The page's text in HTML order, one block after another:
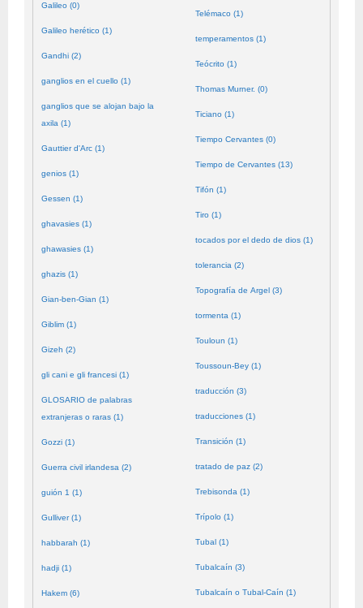
Galileo (0)
Galileo herético (1)
Gandhi (2)
ganglios en el cuello (1)
ganglios que se alojan bajo la
axila (1)
Gauttier d'Arc (1)
genios (1)
Gessen (1)
ghavasies (1)
ghawasies (1)
ghazis (1)
Gian-ben-Gian (1)
Giblim (1)
Gizeh (2)
gli cani e gli francesi (1)
GLOSARIO de palabras
extranjeras o raras (1)
Gozzi (1)
Guerra civil irlandesa (2)
guión 1 (1)
Gulliver (1)
habbarah (1)
hadji (1)
Hakem (6)
Telémaco (1)
temperamentos (1)
Teócrito (1)
Thomas Murner. (0)
Ticiano (1)
Tiempo Cervantes (0)
Tiempo de Cervantes (13)
Tifón (1)
Tiro (1)
tocados por el dedo de dios (1)
tolerancia (2)
Topografía de Argel (3)
tormenta (1)
Touloun (1)
Toussoun-Bey (1)
traducción (3)
traducciones (1)
Transición (1)
tratado de paz (2)
Trebisonda (1)
Trípolo (1)
Tubal (1)
Tubalcaín (3)
Tubalcaín o Tubal-Caín (1)